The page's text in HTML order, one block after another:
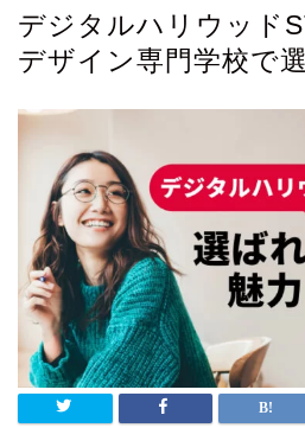
デジタルハリウッド
デザイン専門学校で